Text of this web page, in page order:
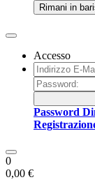
Rimani in
Accesso
Password
0
0,00 €